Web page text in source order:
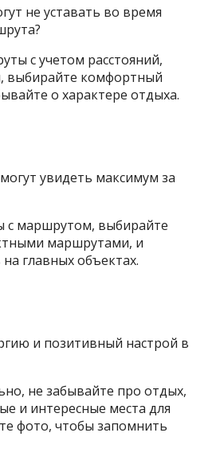
не уставать во время
с учетом расстояний,
выбирайте комфортный
о характере отдыха.
увидеть максимум за
с маршрутом, выбирайте
маршрутами, и
главных объектах.
и позитивный настрой в
не забывайте про отдых,
и интересные места для
фото, чтобы запомнить